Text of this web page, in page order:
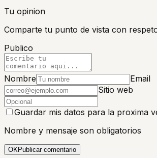
Tu opinion
Comparte tu punto de vista con
Publico
Nombre
Email
Sitio web
Guardar mis datos para la proxima
Nombre y mensaje son obligatorios
OKPublicar comentario